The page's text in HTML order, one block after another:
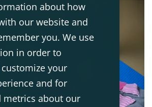
about how
our website and
you. We use
in order to
your
and for
metrics about our